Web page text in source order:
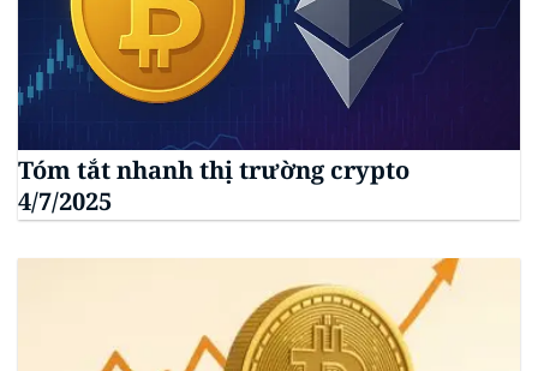
Tóm tắt nhanh thị trường crypto
4/7/2025